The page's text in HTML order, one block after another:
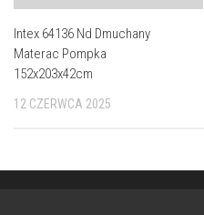
Intex 64136 Nd Dmuchany
Materac Pompka
152x203x42cm
12 CZERWCA 2025